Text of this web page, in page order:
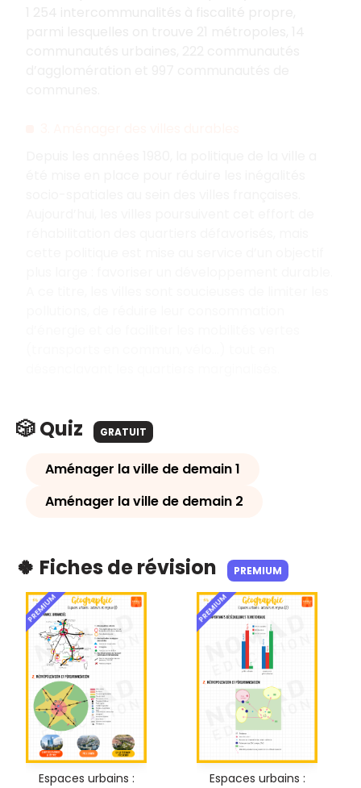
🎲 Quiz GRATUIT
Aménager la ville de demain 1
Aménager la ville de demain 2
🍀 Fiches de révision PREMIUM
PREMIUM
Espaces urbains :
PREMIUM
Espaces urbains :